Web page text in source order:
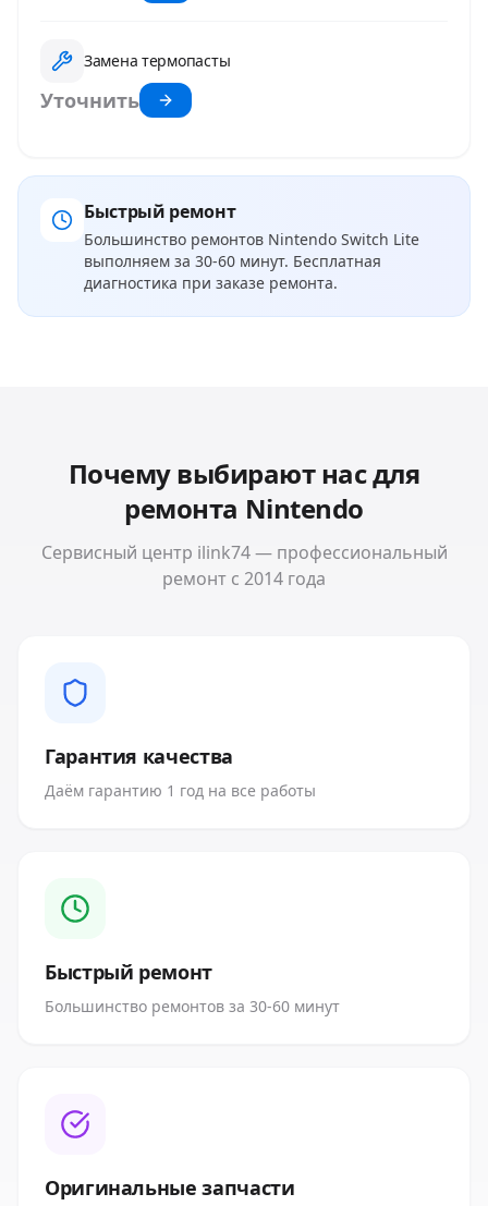
Замена термопасты
Уточнить
Быстрый ремонт
Большинство ремонтов Nintendo Switch Lite
выполняем за 30-60 минут. Бесплатная
диагностика при заказе ремонта.
Почему выбирают нас для
ремонта Nintendo
Сервисный центр ilink74 — профессиональный
ремонт с 2014 года
Гарантия качества
Даём гарантию 1 год на все работы
Быстрый ремонт
Большинство ремонтов за 30-60 минут
Оригинальные запчасти